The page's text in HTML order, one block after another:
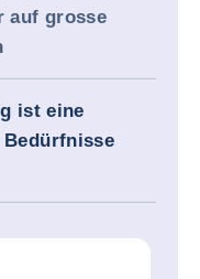
auf grosse
ist eine